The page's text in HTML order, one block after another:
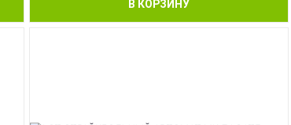
В КОРЗИНУ